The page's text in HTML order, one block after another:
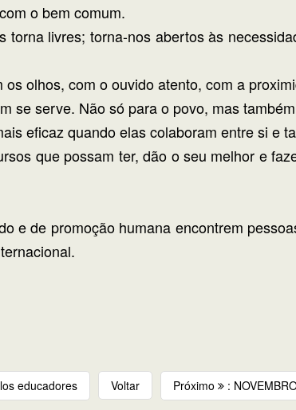
o bem comum.
livres; torna-nos abertos às
olhos, com o ouvido atento, com a
se serve. Não só para o povo, mas
eficaz quando elas colaboram entre si e
que possam ter, dão o seu melhor e
e de promoção humana encontrem
educadores Voltar Próximo :